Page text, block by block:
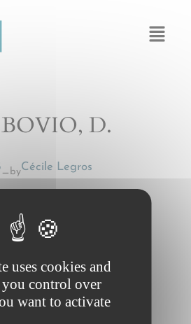
D.
— byCécile Legros
, El concepto de dolo y
a dolo por parte del
del convenio CMR, in:
del transporte por
F.M. Sánchez
uses cookies and
you control over
want to activate